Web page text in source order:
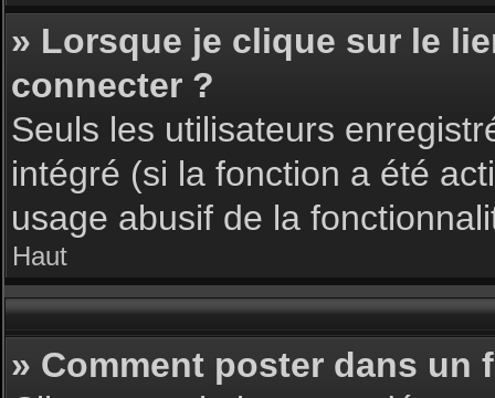
» Lorsque je clique sur le
connecter ?
Seuls les utilisateurs
intégré (si la fonction a été
usage abusif de la
Haut
» Comment poster dans un